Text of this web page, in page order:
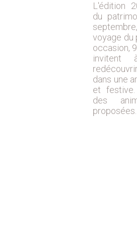
L'édition
du
voyage du
occasion,
invitent
dans une
et festive.
des
proposées.